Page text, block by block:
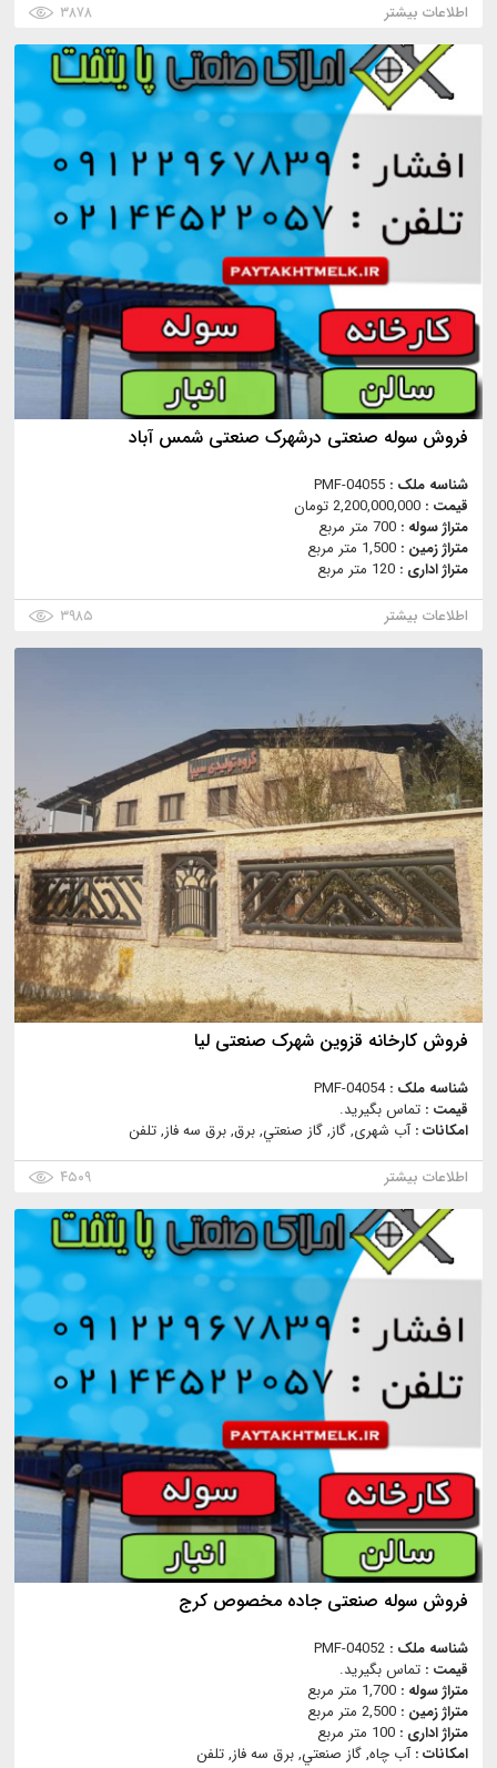
اطلاعات بیشتر
۳۸۷۸
فروش سوله صنعتی درشهرک صنعتی شمس آباد
شناسه ملک : PMF-04055
قیمت : 2,200,000,000 تومان
متراژ سوله : 700 متر مربع
متراژ زمین : 1,500 متر مربع
متراژ اداری : 120 متر مربع
اطلاعات بیشتر
۳۹۸۵
فروش کارخانه قزوین شهرک صنعتی لیا
شناسه ملک :PMF-04054
قیمت : تماس بگیرید.
امکانات :آب شهری, گاز, گاز صنعتي, برق, برق سه فاز, تلفن
اطلاعات بیشتر
۴۵۰۹
فروش سوله صنعتی جاده مخصوص کرج
شناسه ملک : PMF-04052
قیمت : تماس بگیرید.
متراژ سوله : 1,700 متر مربع
متراژ زمین : 2,500 متر مربع
متراژ اداری : 100 متر مربع
امکانات :آب چاه, گاز صنعتي, برق سه فاز, تلفن